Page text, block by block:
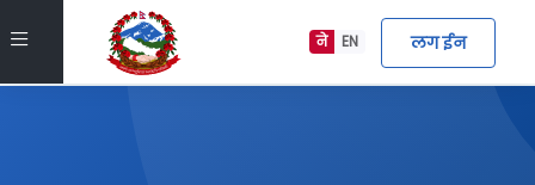
Side panel EN
ने लग ईन
मुख्य सामग्रीमा स्किप गर्नुहोस्